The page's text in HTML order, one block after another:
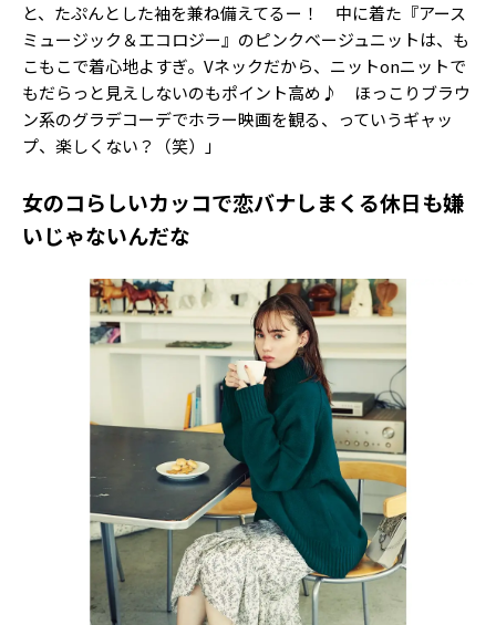
と、たぷんとした袖を兼ね備えてるー！ 中に着た『アース
ミュージック＆エコロジー』のピンクベージュニットは、も
こもこで着心地よすぎ。Vネックだから、ニットonニットで
もだらっと見えしないのもポイント高め♪ ほっこりブラウ
ン系のグラデコーデでホラー映画を観る、っていうギャッ
プ、楽しくない？（笑）」
女のコらしいカッコで恋バナしまくる休日も嫌
いじゃないんだな